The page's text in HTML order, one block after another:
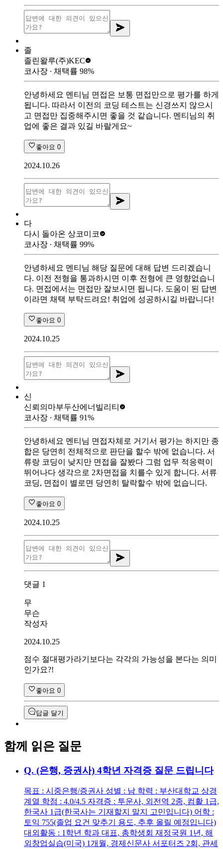
졸
졸린왈루(주)KEC
코사장 ∙ 채택률 98%
안녕하세요 멘티님 면접은 보통 면접만으로 평가를 하게
됩니다. 따라서 이전의 코딩 테스트는 신경쓰지 않으시
고 면접만 집중해주시면 좋을 것 같습니다. 멘티님의 취
업에 좋은 결과 있길 바랄게요~
좋아요 0
2024.10.26
다
다시 돌아온 상코미코
코사장 ∙ 채택률 99%
안녕하세요 멘티님 해당 질문에 대해 답변 드리겠습니
다. 이전 전형을 통과하시면 이후 전형에 큰 영향없습니
다. 면접에서는 면접만 잘보시면 됩니다. 도움이 된 답변
이라면 채택 부탁드려요! 취업에 성공하시길 바랍니다!
좋아요 0
2024.10.25
신
신뢰의마부두산에너빌리티
코사장 ∙ 채택률 91%
안녕하세요 멘티님 면접자체로 거기서 평가는 하지만 종
합은 당연히 전체적으로 판단을 할수 밖에 없습니다. 서
류랑 코딩이 낮지만 면접을 잘봤다 그럼 업무 적응력이
뛰어나다 생각으로 2차면접을 치를수 있게 합니다. 서류
코딩, 면접이 별로면 당연히 탈락할수 밖에 없습니다.
좋아요 0
2024.10.25
댓글 1
무
무슨
작성자
2024.10.25
점수 절대평가라기보다는 각각의 가능성을 본다는 의미
인가요?!
좋아요 0
답글 달기
함께 읽은 질문
Q. (은행, 증권사) 4학년 자격증 질문 드립니다
목표 : 시중은행/증권사 성별 : 남 학력 : 부산대학교 상경
계열 학점 : 4.0/4.5 자격증 : 투운사, 외전역 2종, 컴활 1급,
한국사 1급(한국사는 기재할지 말지 고민입니다) 어학 :
토익 755(졸업 요건 맞추기 용도, 추후 올릴 예정입니다)
대외활동 : 1학년 학과 대표, 총학생회 재정국원 1년, 해
외창업실습(미국) 1개월, 경제신문사 서포터즈 2회, 관세